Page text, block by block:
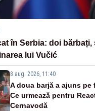
în Serbia: doi bărbați,
lui Vučić
8 aug. 2026, 11:40
A doua barjă a ajuns pe
Ce urmează pentru
Cernavodă